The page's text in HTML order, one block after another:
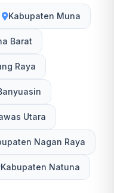
Kabupaten Muna
Barat
Raya
Utara
Nagan Raya
Kabupaten Natuna